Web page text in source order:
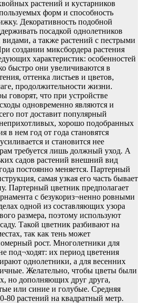
растений и кустарников
форм и способность
Декоративность подобной
посадкой однолетников
а также растений с пестрыми
создании миксбордера растения
характеристик: особенностей
быстро они увеличиваются в
оттенка листьев и цветов,
продолжительности жизни.
говорят, что при устройстве
одновременно являются и
пот доставит популярный
хорошо подобранных
в нем год от года становятся
и становится нее
требуется лишь должный уход. А
садов растений внешний вид
постоянно меняется. Партерный
самая узкая его часть бывает
Партерный цветник предполагает
с безукориз¬ненно ровными
одной из составляющих узора
размера, поэтому используют
Такой цветник разбивают на
так как тень может
рост. Многолетники для
под¬ходят: их период цветения
однолетники, а для весенних
Желательно, чтобы цветы были
но дополняющих друг друга,
или синие и голубые. Средняя
80 растений на квадратный метр.